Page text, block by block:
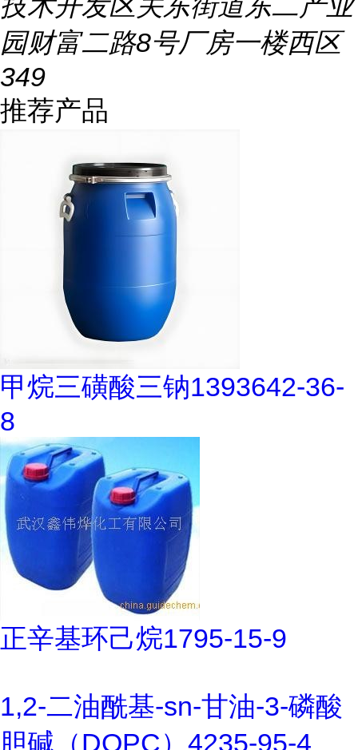
园财富二路8号厂房一楼西区
349
推荐产品
甲烷三磺酸三钠1393642-36-
8
正辛基环己烷1795-15-9
1,2-二油酰基-sn-甘油-3-磷酸
胆碱（DOPC）4235-95-4